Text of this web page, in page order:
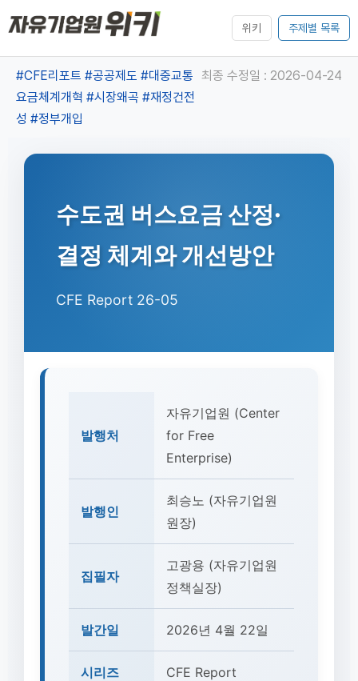
위키 주제별 목록
#CFE리포트 #공공제도 #대중교통
요금체계개혁 #시장왜곡 #재정건전
성 #정부개입
최종 수정일 : 2026-04-24
수도권 버스요금 산정·
결정 체계와 개선방안
CFE Report 26-05
발행처
자유기업원 (Center
for Free
Enterprise)
발행인
최승노 (자유기업원
원장)
집필자
고광용 (자유기업원
정책실장)
발간일 2026년 4월 22일
시리즈 CFE Report